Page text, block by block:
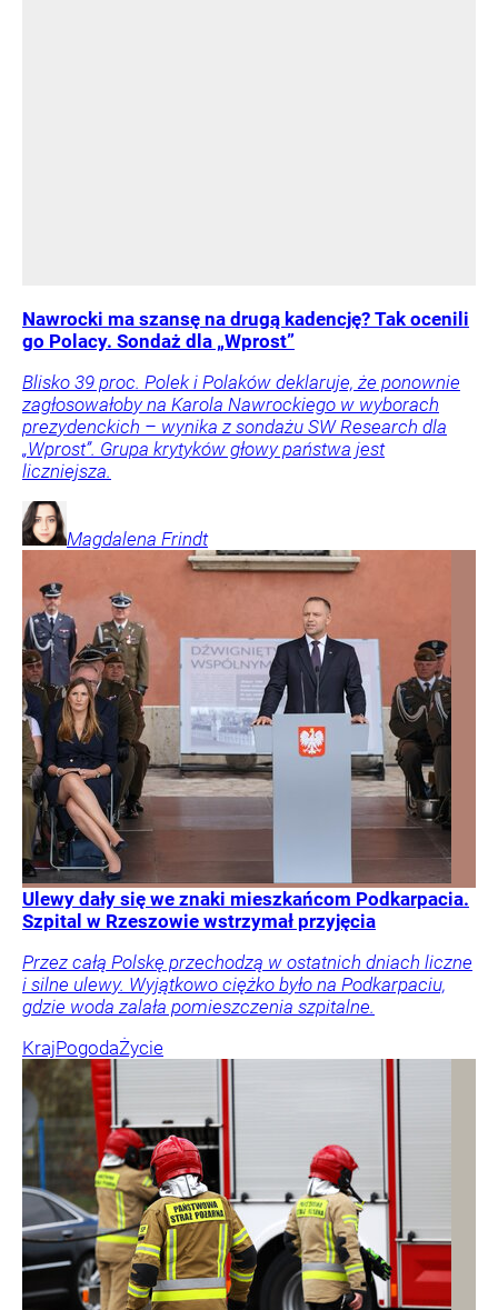
Nawrocki ma szansę na drugą kadencję? Tak ocenili
go Polacy. Sondaż dla „Wprost”
Blisko 39 proc. Polek i Polaków deklaruje, że ponownie
zagłosowałoby na Karola Nawrockiego w wyborach
prezydenckich – wynika z sondażu SW Research dla
„Wprost”. Grupa krytyków głowy państwa jest
liczniejsza.
Magdalena Frindt
Ulewy dały się we znaki mieszkańcom Podkarpacia.
Szpital w Rzeszowie wstrzymał przyjęcia
Przez całą Polskę przechodzą w ostatnich dniach liczne
i silne ulewy. Wyjątkowo ciężko było na Podkarpaciu,
gdzie woda zalała pomieszczenia szpitalne.
KrajPogodaŻycie